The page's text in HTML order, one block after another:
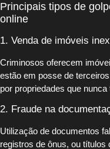
Principais tipos de
online
1. Venda de imóveis
Criminosos oferecem
estão em posse de
por propriedades que
2. Fraude na
Utilização de documentos
registros de ônus, ou títulos